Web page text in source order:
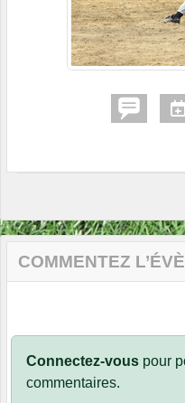
COMMENTEZ
Connectez-vous pour
commentaires.